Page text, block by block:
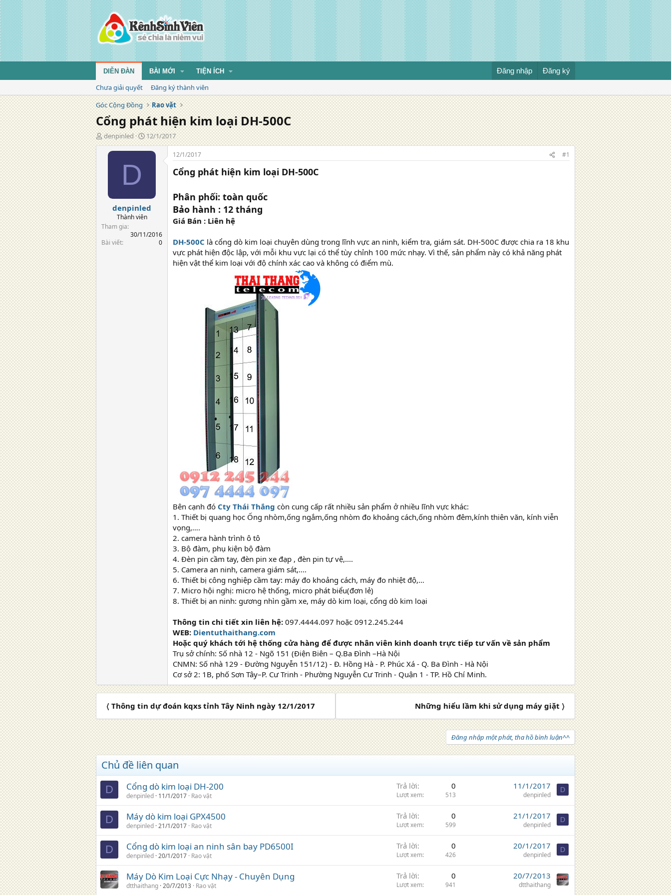
DIỄN ĐÀN BÀI MỚI TIỆN ÍCH Đăng nhập Đăng ký
Chưa giải quyết
Đăng ký thành viên
Góc Cộng Đồng
Rao vặt
Cổng phát hiện kim loại DH-500C
T
á
denpinled
N
g
à
g
12/1/2017
D
denpinled
Thành viên
Tham gia
30/11/2016
Bài viết
0
12/1/2017 #1
Cổng phát hiện kim loại DH-500C
Phân phối: toàn quốc
Bảo hành : 12 tháng
Giá Bán : Liên hệ
DH-500C là cổng dò kim loại chuyên dùng trong lĩnh vực an ninh, kiểm tra, giám sát. DH-500C được chia ra 18 khu
vực phát hiện độc lập, với mỗi khu vực lại có thể tùy chỉnh 100 mức nhạy. Vì thế, sản phẩm này có khả năng phát
hiện vật thể kim loại với độ chính xác cao và không có điểm mù.
Bên cạnh đó Cty Thái Thắng còn cung cấp rất nhiều sản phẩm ở nhiều lĩnh vực khác:
1. Thiết bị quang học Ống nhòm,ống ngắm,ống nhòm đo khoảng cách,ống nhòm đêm,kính thiên văn, kính viễn
vọng,….
2. camera hành trình ô tô
3. Bộ đàm, phụ kiện bộ đàm
4. Đèn pin cầm tay, đèn pin xe đạp , đèn pin tự vệ,....
5. Camera an ninh, camera giám sát,....
6. Thiết bị công nghiệp cầm tay: máy đo khoảng cách, máy đo nhiệt độ,…
7. Micro hội nghị: micro hệ thống, micro phát biểu(đơn lẻ)
8. Thiết bị an ninh: gương nhìn gầm xe, máy dò kim loại, cổng dò kim loại
Thông tin chi tiết xin liên hệ: 097.4444.097 hoặc 0912.245.244
WEB: Dientuthaithang.com
Hoặc quý khách tới hệ thống cửa hàng để được nhân viên kinh doanh trực tiếp tư vấn về sản phẩm
Trụ sở chính: Số nhà 12 - Ngõ 151 (Điện Biên – Q.Ba Đình –Hà Nội
CNMN: Số nhà 129 - Đường Nguyễn 151/12) - Đ. Hồng Hà - P. Phúc Xá - Q. Ba Đình - Hà Nội
Cơ sở 2: 1B, phố Sơn Tây–P. Cư Trinh - Phường Nguyễn Cư Trinh - Quận 1 - TP. Hồ Chí Minh.
〈 Thông tin dự đoán kqxs tỉnh Tây Ninh ngày 12/1/2017 Những hiểu lầm khi sử dụng máy giặt 〉
Đăng nhập một phát, tha hồ bình luận^^
Chủ đề liên quan
D Cổng dò kim loại DH-200
denpinled 11/1/2017 Rao vặt
Trả lời 0
Lượt xem 513
11/1/2017
denpinled
D
D Máy dò kim loại GPX4500
denpinled 21/1/2017 Rao vặt
Trả lời 0
Lượt xem 599
21/1/2017
denpinled
D
D Cổng dò kim loại an ninh sân bay PD6500I
denpinled 20/1/2017 Rao vặt
Trả lời 0
Lượt xem 426
20/1/2017
denpinled
D
Máy Dò Kim Loại Cực Nhạy - Chuyên Dụng
dtthaithang 20/7/2013 Rao vặt
Trả lời 0
Lượt xem 941
20/7/2013
dtthaithang